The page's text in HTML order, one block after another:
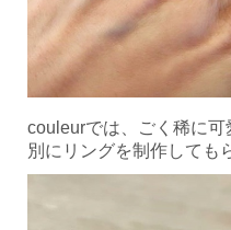
couleurでは、ごく稀に
別にリングを制作しても